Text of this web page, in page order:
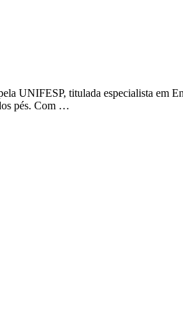
UNIFESP, titulada especialista em
pés. Com …